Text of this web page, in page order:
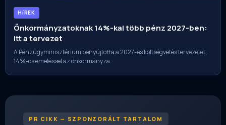
HíREK
Önkormányzatoknak 14%-kal több pénz 2027-ben:
itt a tervezet
A Pénzügyminisztérium benyújtotta a 2027-es költségvetés tervezetét,
14%-os emeléssel az önkormányza…
PR CIKK — SZPONZORÁLT TARTALOM